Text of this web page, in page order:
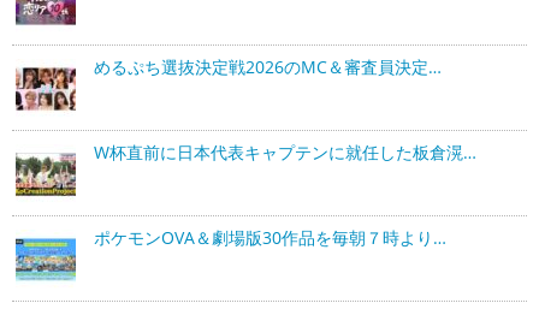
めるぷち選抜決定戦2026のMC＆審査員決定…
W杯直前に日本代表キャプテンに就任した板倉滉…
ポケモンOVA＆劇場版30作品を毎朝７時より…